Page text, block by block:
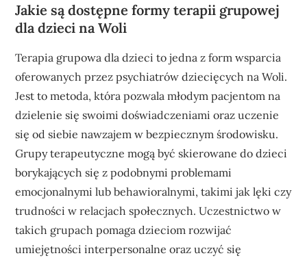
Jakie są dostępne formy terapii grupowej
dla dzieci na Woli
Terapia grupowa dla dzieci to jedna z form wsparcia
oferowanych przez psychiatrów dziecięcych na Woli.
Jest to metoda, która pozwala młodym pacjentom na
dzielenie się swoimi doświadczeniami oraz uczenie
się od siebie nawzajem w bezpiecznym środowisku.
Grupy terapeutyczne mogą być skierowane do dzieci
borykających się z podobnymi problemami
emocjonalnymi lub behawioralnymi, takimi jak lęki czy
trudności w relacjach społecznych. Uczestnictwo w
takich grupach pomaga dzieciom rozwijać
umiejętności interpersonalne oraz uczyć się